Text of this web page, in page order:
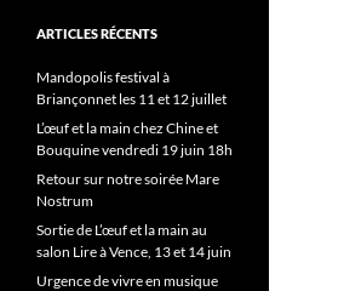
ARTICLES RÉCENTS
Mandopolis festival à
Briançonnet les 11 et 12 juillet
L’œuf et la main chez Chine et
Bouquine vendredi 19 juin 18h
Retour sur notre soirée Mare
Nostrum
Sortie de L’œuf et la main au
salon Lire à Vence, 13 et 14 juin
Urgence de vivre en musique